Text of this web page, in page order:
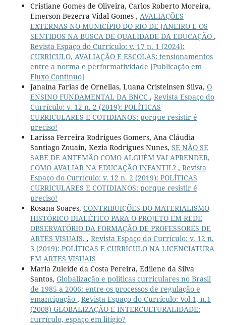
Cristiane Gomes de Oliveira, Carlos Roberto Moreira,
Emerson Bezerra Vidal Gomes , AVALIAÇÕES
EXTERNAS NO MUNICÍPIO DO RIO DE JANEIRO E OS
SENTIDOS NA BUSCA DE QUALIDADE DA EDUCAÇÃO ,
Revista Espaço do Currículo: v. 17 n. 1 (2024):
CURRICULO, AVALIAÇÃO E ESCOLAS: tensionamentos
entre a norma e performatividade [Publicação em
Fluxo Contínuo]
Janaína Farias de Ornellas, Luana Cristeinsen Silva, O
ENSINO FUNDAMENTAL DA BNCC , Revista Espaço do
Currículo: v. 12 n. 2 (2019): POLÍTICAS
CURRICULARES E COTIDIANOS: porque resistir é
preciso!
Larissa Ferreira Rodrigues Gomers, Ana Cláudia
Santiago Zouain, Kezia Rodrigues Nunes, SE NÃO SE
SABE DE ANTEMÃO COMO ALGUÉM VAI APRENDER,
COMO AVALIAR NA EDUCAÇÃO INFANTIL? , Revista
Espaço do Currículo: v. 12 n. 2 (2019): POLÍTICAS
CURRICULARES E COTIDIANOS: porque resistir é
preciso!
Rosana Soares, CONTRIBUIÇÕES DO MATERIALISMO
HISTÓRICO DIALÉTICO PARA O PROJETO EM REDE
OBSERVATÓRIO DA FORMAÇÃO DE PROFESSORES DE
ARTES VISUAIS. , Revista Espaço do Currículo: v. 12 n.
3 (2019): POLÍTICAS E CURRÍCULO NA LICENCIATURA
EM ARTES VISUAIS
Maria Zuleide da Costa Pereira, Edilene da Silva
Santos, Globalização e políticas curriculares no Brasil
de 1985 a 2006: entre os processos de regulação e
emancipação , Revista Espaço do Currículo: Vol.1, n.1
(2008) GLOBALIZAÇÃO E INTERCULTURALIDADE:
currículo, espaço em litígio?